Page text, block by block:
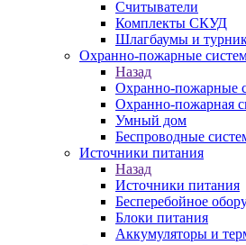
Считыватели
Комплекты СКУД
Шлагбаумы и
Охранно-пожарные
Назад
Охранно-пожарные
Охранно-пожарная
Умный дом
Беспроводные
Источники питания
Назад
Источники питания
Бесперебойное
Блоки питания
Аккумуляторы и